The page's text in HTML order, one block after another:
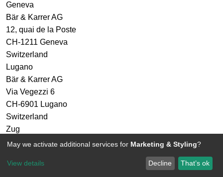
Geneva
Bär & Karrer AG
12, quai de la Poste
CH-1211 Geneva
Switzerland
Lugano
Bär & Karrer AG
Via Vegezzi 6
CH-6901 Lugano
Switzerland
Zug
Bär & Karrer AG
CH-6302 Zug
May we activate additional services for Marketing & Styling?
View details Decline That’s ok